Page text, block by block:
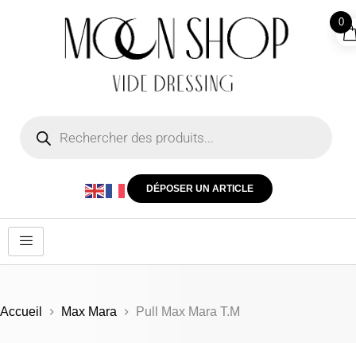
DÉPOSER UN ARTICLE
Accueil Max Mara Pull Max Mara T.M
0